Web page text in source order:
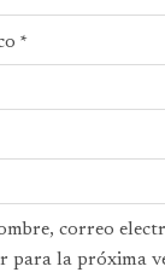
*
correo
para la próxima